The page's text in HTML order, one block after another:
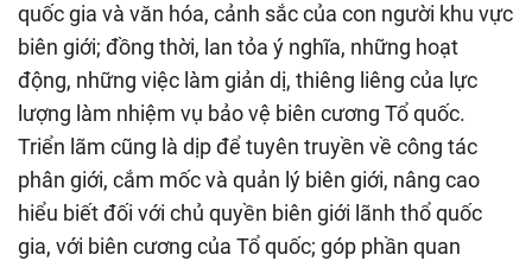
quốc gia và văn hóa, cảnh sắc của con người khu vực
biên giới; đồng thời, lan tỏa ý nghĩa, những hoạt
động, những việc làm giản dị, thiêng liêng của lực
lượng làm nhiệm vụ bảo vệ biên cương Tổ quốc.
Triển lãm cũng là dịp để tuyên truyền về công tác
phân giới, cắm mốc và quản lý biên giới, nâng cao
hiểu biết đối với chủ quyền biên giới lãnh thổ quốc
gia, với biên cương của Tổ quốc; góp phần quan